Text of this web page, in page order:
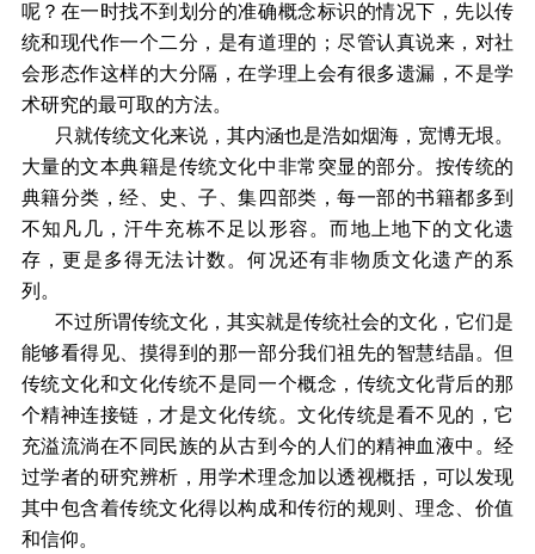
呢？在一时找不到划分的准确概念标识的情况下，先以传
统和现代作一个二分，是有道理的；尽管认真说来，对社
会形态作这样的大分隔，在学理上会有很多遗漏，不是学
术研究的最可取的方法。
只就传统文化来说，其内涵也是浩如烟海，宽博无垠。
大量的文本典籍是传统文化中非常突显的部分。按传统的
典籍分类，经、史、子、集四部类，每一部的书籍都多到
不知凡几，汗牛充栋不足以形容。而地上地下的文化遗
存，更是多得无法计数。何况还有非物质文化遗产的系
列。
不过所谓传统文化，其实就是传统社会的文化，它们是
能够看得见、摸得到的那一部分我们祖先的智慧结晶。但
传统文化和文化传统不是同一个概念，传统文化背后的那
个精神连接链，才是文化传统。文化传统是看不见的，它
充溢流淌在不同民族的从古到今的人们的精神血液中。经
过学者的研究辨析，用学术理念加以透视概括，可以发现
其中包含着传统文化得以构成和传衍的规则、理念、价值
和信仰。